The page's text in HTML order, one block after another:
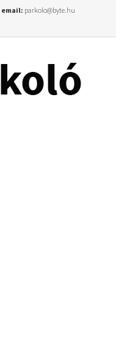
email: parkolo@byte.hu